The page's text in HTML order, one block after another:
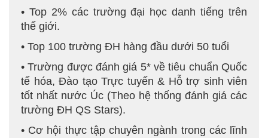
• Top 2% các trường đại học danh tiếng trên
thế giới.
• Top 100 trường ĐH hàng đầu dưới 50 tuổi
• Trường được đánh giá 5* về tiêu chuẩn Quốc
tế hóa, Đào tạo Trực tuyến & Hỗ trợ sinh viên
tốt nhất nước Úc (Theo hệ thống đánh giá các
trường ĐH QS Stars).
• Cơ hội thực tập chuyên ngành trong các lĩnh